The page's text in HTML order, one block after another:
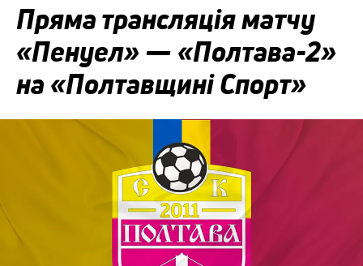
Пряма трансляція матчу
«Пенуел» — «Полтава-2»
на «Полтавщині Спорт»